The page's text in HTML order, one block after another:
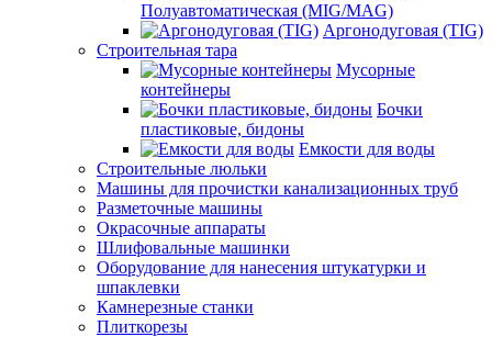
Полуавтоматическая (MIG/MAG)
Аргонодуговая (TIG)
Строительная тара
Мусорные
контейнеры
Бочки
пластиковые, бидоны
Емкости для воды
Строительные люльки
Машины для прочистки канализационных труб
Разметочные машины
Окрасочные аппараты
Шлифовальные машинки
Оборудование для нанесения штукатурки и
шпаклевки
Камнерезные станки
Плиткорезы